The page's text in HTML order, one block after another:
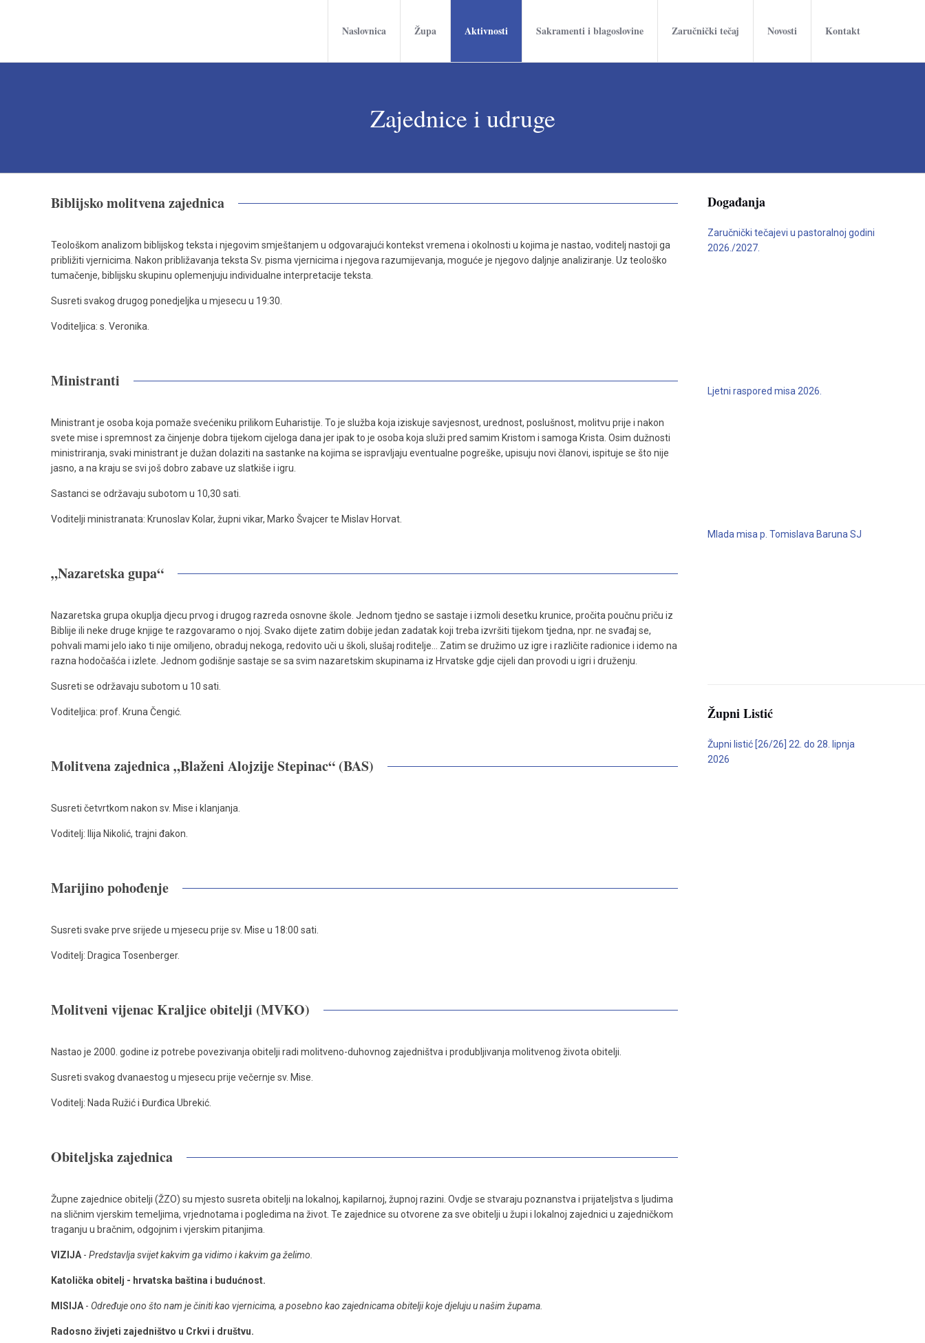
Naslovnica Župa Aktivnosti Sakramenti i blagoslovine Zaručnički tečaj Novosti Kontakt
Zajednice i udruge
Biblijsko molitvena zajednica
Teološkom analizom biblijskog teksta i njegovim smještanjem u odgovarajući kontekst vremena i okolnosti u kojima je nastao, voditelj nastoji ga
približiti vjernicima. Nakon približavanja teksta Sv. pisma vjernicima i njegova razumijevanja, moguće je njegovo daljnje analiziranje. Uz teološko
tumačenje, biblijsku skupinu oplemenjuju individualne interpretacije teksta.
Susreti svakog drugog ponedjeljka u mjesecu u 19:30.
Voditeljica: s. Veronika.
Ministranti
Ministrant je osoba koja pomaže svećeniku prilikom Euharistije. To je služba koja iziskuje savjesnost, urednost, poslušnost, molitvu prije i nakon
svete mise i spremnost za činjenje dobra tijekom cijeloga dana jer ipak to je osoba koja služi pred samim Kristom i samoga Krista. Osim dužnosti
ministriranja, svaki ministrant je dužan dolaziti na sastanke na kojima se ispravljaju eventualne pogreške, upisuju novi članovi, ispituje se što nije
jasno, a na kraju se svi još dobro zabave uz slatkiše i igru.
Sastanci se održavaju subotom u 10,30 sati.
Voditelji ministranata: Krunoslav Kolar, župni vikar, Marko Švajcer te Mislav Horvat.
„Nazaretska gupa“
Nazaretska grupa okuplja djecu prvog i drugog razreda osnovne škole. Jednom tjedno se sastaje i izmoli desetku krunice, pročita poučnu priču iz
Biblije ili neke druge knjige te razgovaramo o njoj. Svako dijete zatim dobije jedan zadatak koji treba izvršiti tijekom tjedna, npr. ne svađaj se,
pohvali mami jelo iako ti nije omiljeno, obraduj nekoga, redovito uči u školi, slušaj roditelje… Zatim se družimo uz igre i različite radionice i idemo na
razna hodočašća i izlete. Jednom godišnje sastaje se sa svim nazaretskim skupinama iz Hrvatske gdje cijeli dan provodi u igri i druženju.
Susreti se održavaju subotom u 10 sati.
Voditeljica: prof. Kruna Čengić.
Molitvena zajednica „Blaženi Alojzije Stepinac“ (BAS)
Susreti četvrtkom nakon sv. Mise i klanjanja.
Voditelj: Ilija Nikolić, trajni đakon.
Marijino pohođenje
Susreti svake prve srijede u mjesecu prije sv. Mise u 18:00 sati.
Voditelj: Dragica Tosenberger.
Molitveni vijenac Kraljice obitelji (MVKO)
Nastao je 2000. godine iz potrebe povezivanja obitelji radi molitveno-duhovnog zajedništva i produbljivanja molitvenog života obitelji.
Susreti svakog dvanaestog u mjesecu prije večernje sv. Mise.
Voditelj: Nada Ružić i Đurđica Ubrekić.
Obiteljska zajednica
Župne zajednice obitelji (ŽZO) su mjesto susreta obitelji na lokalnoj, kapilarnoj, župnoj razini. Ovdje se stvaraju poznanstva i prijateljstva s ljudima
na sličnim vjerskim temeljima, vrjednotama i pogledima na život. Te zajednice su otvorene za sve obitelji u župi i lokalnoj zajednici u zajedničkom
traganju u bračnim, odgojnim i vjerskim pitanjima.
VIZIJA - Predstavlja svijet kakvim ga vidimo i kakvim ga želimo.
Katolička obitelj - hrvatska baština i budućnost.
MISIJA - Određuje ono što nam je činiti kao vjernicima, a posebno kao zajednicama obitelji koje djeluju u našim župama.
Radosno živjeti zajedništvo u Crkvi i društvu.
Događanja
Zaručnički tečajevi u pastoralnoj godini
2026./2027.
Ljetni raspored misa 2026.
Mlada misa p. Tomislava Baruna SJ
Župni Listić
Župni listić [26/26] 22. do 28. lipnja
2026